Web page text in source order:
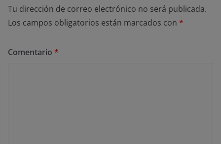
Tu dirección de correo electrónico no será publicada.
Los campos obligatorios están marcados con *
Comentario *